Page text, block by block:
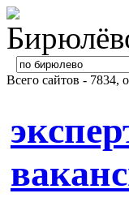
Всего сайтов - 7834,